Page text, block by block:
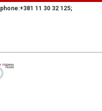
phone:+381 11 30 32 125;